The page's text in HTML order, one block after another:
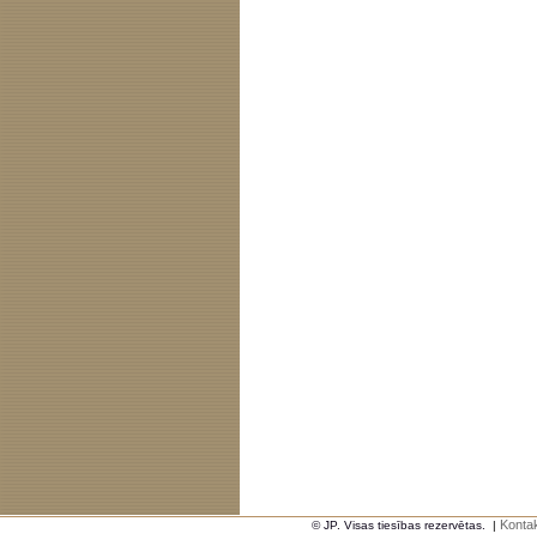
© JP. Visas tiesības rezervētas. |